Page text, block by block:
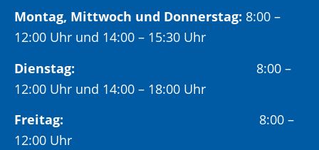
Montag, Mittwoch und Donnerstag: 8:00 –
12:00 Uhr und 14:00 – 15:30 Uhr
Dienstag: 8:00 –
12:00 Uhr und 14:00 – 18:00 Uhr
Freitag:
8:00 –
12:00 Uhr